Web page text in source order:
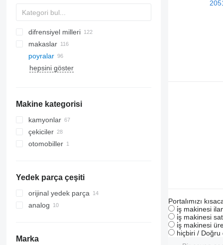
difrensiyel milleri
makaslar
poyralar
hepsini göster
Makine kategorisi
kamyonlar
çekiciler
otomobiller
Yedek parça çeşiti
orijinal yedek parça
analog
Marka
Portalımızı
i̇ş makinesi
i̇ş makinesi
i̇ş makinesi
hiçbiri / Doğru